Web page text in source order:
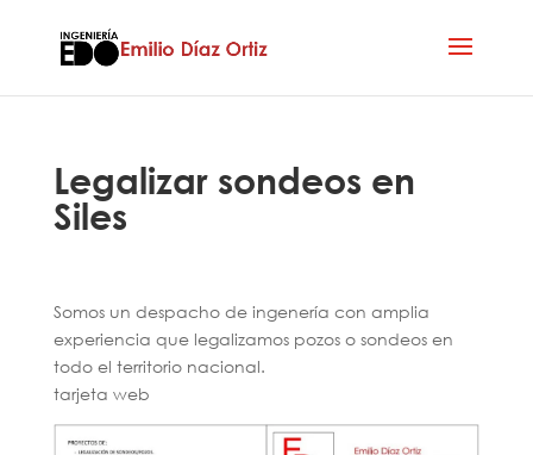
Legalizar sondeos en
Siles
Somos un despacho de ingenería con amplia
experiencia que legalizamos pozos o sondeos en
todo el territorio nacional.
tarjeta web